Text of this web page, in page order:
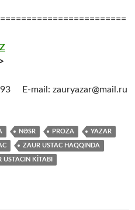
E-mail: zauryazar@mail.ru
NƏSR PROZA YAZAR
ZAUR USTAC HAQQINDA
USTACIN KİTABI